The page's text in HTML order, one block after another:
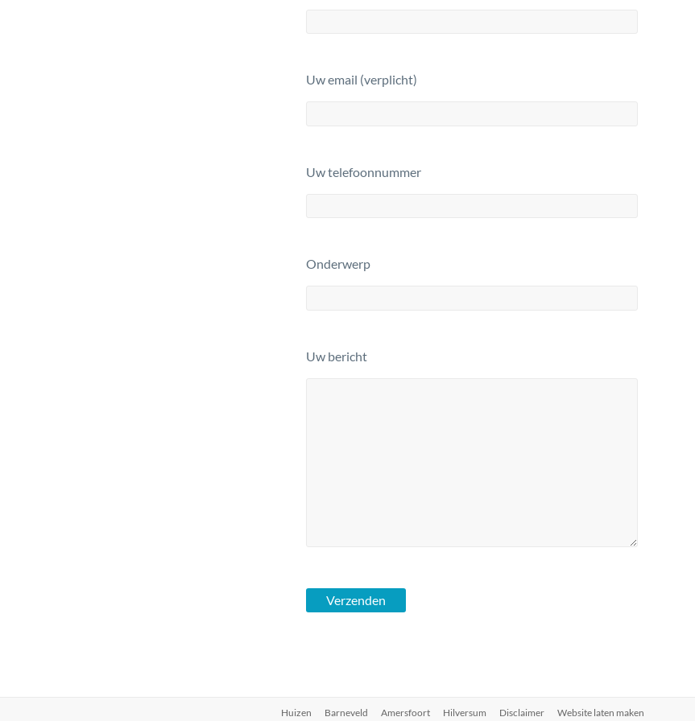
Uw email (verplicht)
Uw telefoonnummer
Onderwerp
Uw bericht
Huizen Barneveld Amersfoort Hilversum Disclaimer Website laten maken